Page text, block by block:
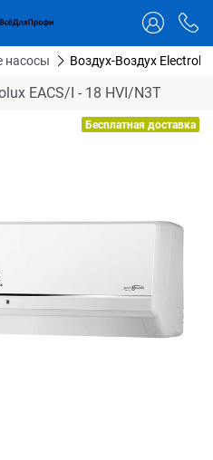
насосы Воздух-Воздух
EACS/I - 18 HVI/N3T
Бесплатная доставка